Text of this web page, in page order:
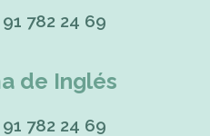
91 782 24 69
de Inglés
91 782 24 69